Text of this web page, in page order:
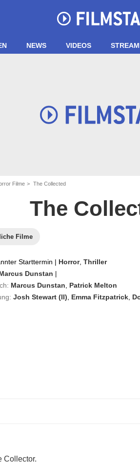
NEWS VIDEOS
Filme The Collected
The
Filme
Starttermin | Horror, Thriller
Dunstan
Marcus Dunstan
Patrick Melton
Josh Stewart (II) Emma Fitzpatrick
Collector.